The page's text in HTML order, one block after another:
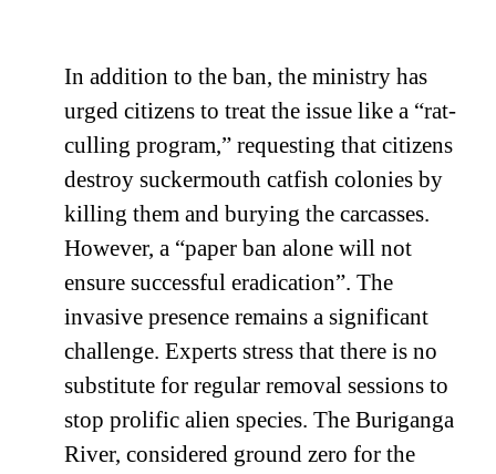
In addition to the ban, the ministry has
urged citizens to treat the issue like a “rat-
culling program,” requesting that citizens
destroy suckermouth catfish colonies by
killing them and burying the carcasses.
However, a “paper ban alone will not
ensure successful eradication”. The
invasive presence remains a significant
challenge. Experts stress that there is no
substitute for regular removal sessions to
stop prolific alien species. The Buriganga
River, considered ground zero for the